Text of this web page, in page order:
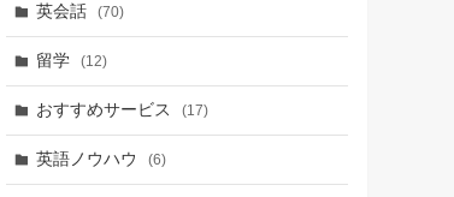
英会話 (70)
留学 (12)
おすすめサービス (17)
英語ノウハウ (6)